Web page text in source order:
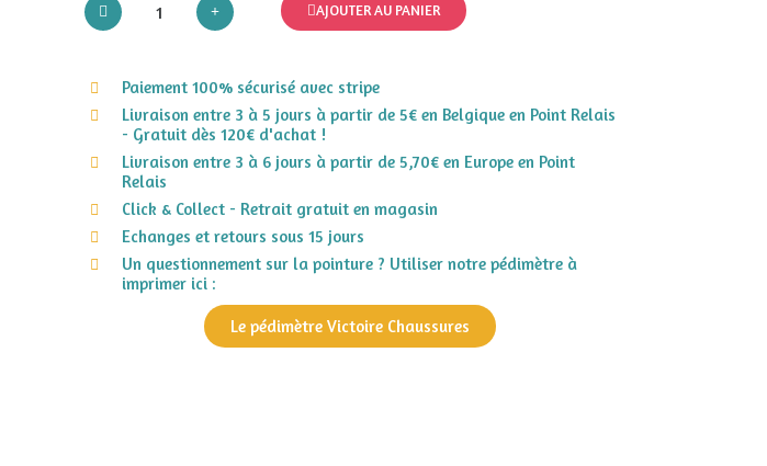
AJOUTER AU PANIER
Paiement 100% sécurisé avec stripe
Livraison entre 3 à 5 jours à partir de 5€ en Belgique en Point Relais
- Gratuit dès 120€ d'achat !
Livraison entre 3 à 6 jours à partir de 5,70€ en Europe en Point
Relais
Click & Collect - Retrait gratuit en magasin
Echanges et retours sous 15 jours
Un questionnement sur la pointure ? Utiliser notre pédimètre à
imprimer ici :
Le pédimètre Victoire Chaussures